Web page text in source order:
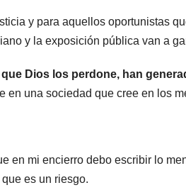
y para aquellos oportunistas
y la exposición pública van a
Dios los perdone, han
en una sociedad que cree en los
en mi encierro debo escribir lo
es un riesgo.
abusó de
anciana
ingresar
casa de
robarle: fue
filmado
6 JUNIO, 2023